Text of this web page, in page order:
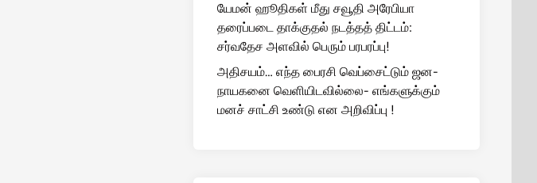
யேமன் ஹூதிகள் மீது சவூதி அரேபியா
தரைப்படை தாக்குதல் நடத்தத் திட்டம்:
சர்வதேச அளவில் பெரும் பரபரப்பு!
அதிசயம்… எந்த பைரசி வெப்சைட்டும் ஜன-
நாயகனை வெளியிடவில்லை- எங்களுக்கும்
மனச் சாட்சி உண்டு என அறிவிப்பு !